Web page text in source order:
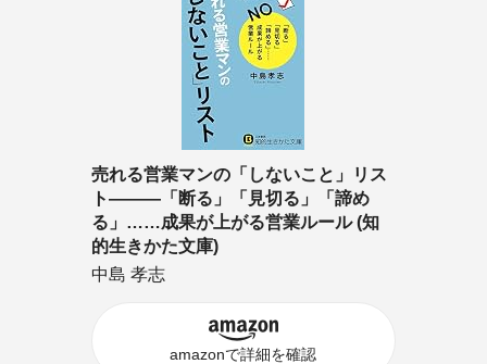
売れる営業マンの「しないこと」リス
ト―――「断る」「見切る」「諦め
る」……成果が上がる営業ルール (知
的生きかた文庫)
中島 孝志
amazonで詳細を確認